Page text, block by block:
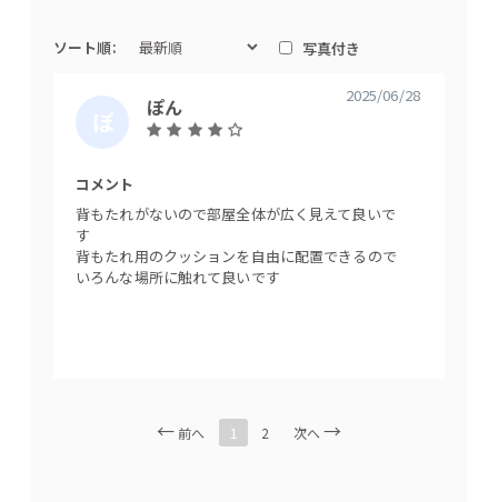
全体的に直線ラインで無駄のないスタイリッシュなデザイン。
も綺麗です。
ソート順: 写真付き
ぽ
ん
ぽん 2025/06/28
コメント
背もたれがないので部屋全体が広く見えて良いで
す
背もたれ用のクッションを自由に配置できるので
いろんな場所に触れて良いです
前へ 1 2 次へ